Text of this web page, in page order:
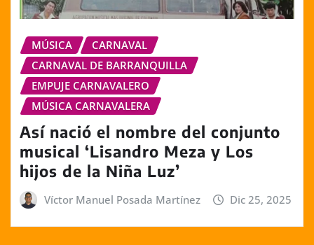
MÚSICA
CARNAVAL
CARNAVAL DE BARRANQUILLA
EMPUJE CARNAVALERO
MÚSICA CARNAVALERA
Así nació el nombre del conjunto
musical ‘Lisandro Meza y Los
hijos de la Niña Luz’
Víctor Manuel Posada Martínez Dic 25, 2025